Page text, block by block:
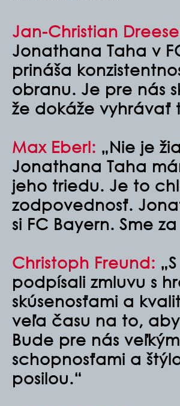
Jan-Christian
Jonathana Taha v
prináša
obranu. Je pre nás
že dokáže vyhrávať
Max Eberl: „Nie je
Jonathana Taha
jeho triedu. Je to
zodpovednosť.
si FC Bayern. Sme
Christoph Freund:
podpísali zmluvu s
skúsenosťami a
veľa času na to,
Bude pre nás
schopnosťami a
posilou.“